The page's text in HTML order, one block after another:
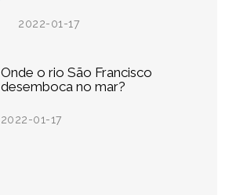
2022-01-17
Onde o rio São Francisco
desemboca no mar?
2022-01-17